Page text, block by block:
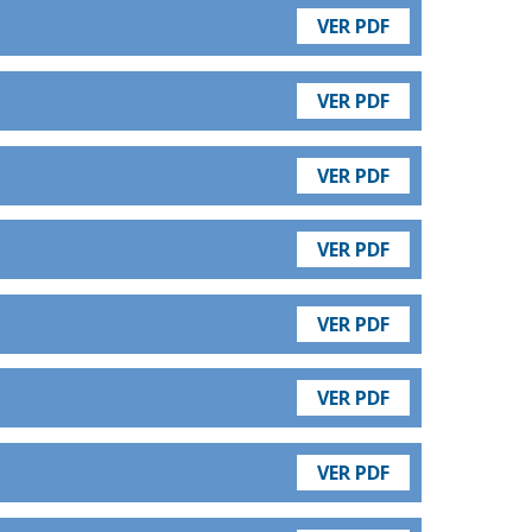
VER PDF
VER PDF
VER PDF
VER PDF
VER PDF
VER PDF
VER PDF